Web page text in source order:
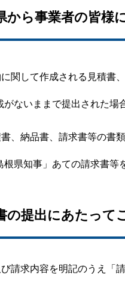
から事業者の皆様
関して作成される見積書
がないままで提出された
、納品書、請求書等の書
根県知事」あての請求書
の提出にあたって
請求内容を明記のうえ「